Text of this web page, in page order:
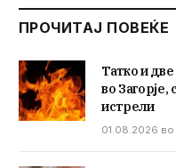
ПРОЧИТАЈ ПОВЕЌЕ
Татко и
во
истрели
01.08.2026 во